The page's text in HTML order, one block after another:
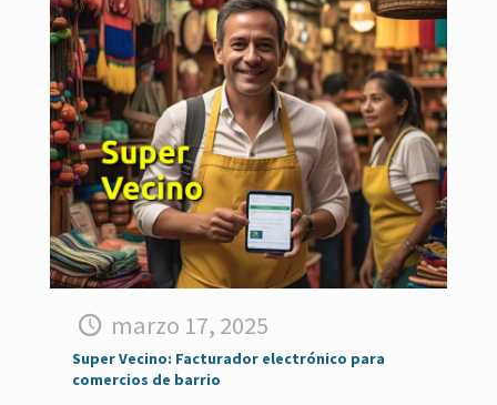
marzo 17, 2025
Super Vecino: Facturador electrónico para
comercios de barrio